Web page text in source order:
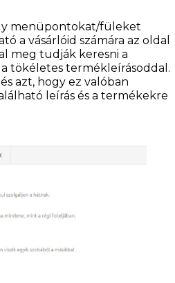
menüpontokat/füleket
a vásárlóid számára az oldal
meg tudják keresni a
tökéletes termékleírásoddal.
azt, hogy ez valóban
leírás és a termékekre